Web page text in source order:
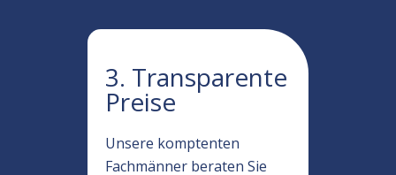
3. Transparente
Preise
Unsere komptenten
Fachmänner beraten Sie